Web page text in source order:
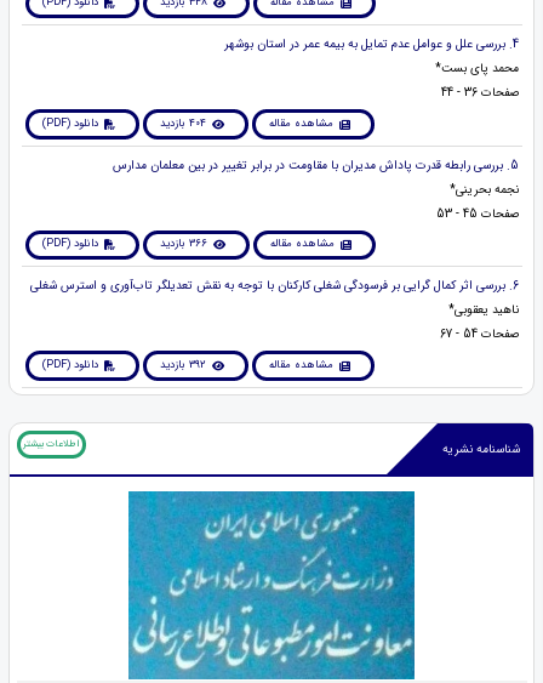
4. بررسی علل و عوامل عدم تمایل به بیمه عمر در استان بوشهر
محمد پای بست*
صفحات 36 - 44
مشاهده مقاله 404 بازدید دانلود (PDF)
5. بررسی رابطه قدرت پاداش مدیران با مقاومت در برابر تغییر در بین معلمان مدارس
نجمه بحرینی*
صفحات 45 - 53
مشاهده مقاله 366 بازدید دانلود (PDF)
6. بررسی اثر کمال گرایی بر فرسودگی شغلی کارکنان با توجه به نقش تعدیلگر تاب‌آوری و استرس شغلی
ناهید یعقوبی*
صفحات 54 - 67
مشاهده مقاله 392 بازدید دانلود (PDF)
شناسنامه نشریه اطلاعات بیشتر